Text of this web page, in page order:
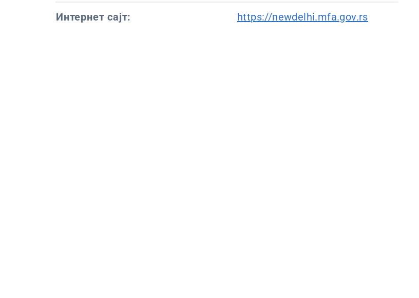
Интернет сајт: https://newdelhi.mfa.gov.rs